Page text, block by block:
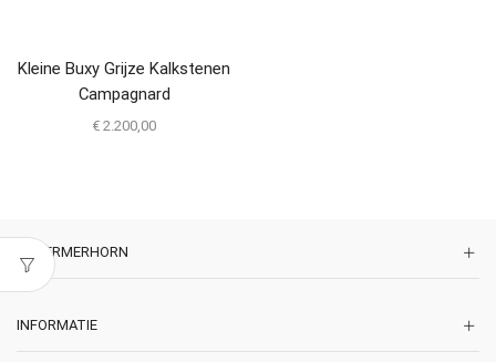
Kleine Buxy Grijze Kalkstenen
Campagnard
€ 2.200,00
SCHERMERHORN
INFORMATIE